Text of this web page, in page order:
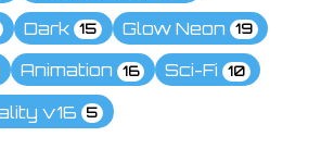
Dark 15 Glow Neon 19
Animation 16 Sci-Fi 10
v16 5